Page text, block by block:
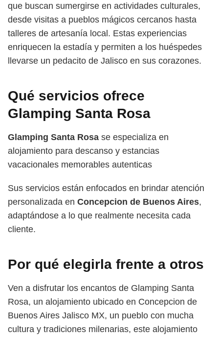
que buscan sumergirse en actividades culturales,
desde visitas a pueblos mágicos cercanos hasta
talleres de artesanía local. Estas experiencias
enriquecen la estadía y permiten a los huéspedes
llevarse un pedacito de Jalisco en sus corazones.
Qué servicios ofrece
Glamping Santa Rosa
Glamping Santa Rosa se especializa en
alojamiento para descanso y estancias
vacacionales memorables autenticas
Sus servicios están enfocados en brindar atención
personalizada en Concepcion de Buenos Aires,
adaptándose a lo que realmente necesita cada
cliente.
Por qué elegirla frente a otros
Ven a disfrutar los encantos de Glamping Santa
Rosa, un alojamiento ubicado en Concepcion de
Buenos Aires Jalisco MX, un pueblo con mucha
cultura y tradiciones milenarias, este alojamiento